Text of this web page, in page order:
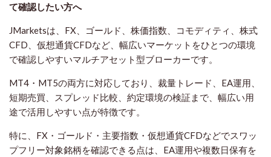
て確認したい方へ
JMarketsは、FX、ゴールド、株価指数、コモディティ、株式
CFD、仮想通貨CFDなど、幅広いマーケットをひとつの環境
で確認しやすいマルチアセット型ブローカーです。
MT4・MT5の両方に対応しており、裁量トレード、EA運用、
短期売買、スプレッド比較、約定環境の検証まで、幅広い用
途で活用しやすい点が特徴です。
特に、FX・ゴールド・主要指数・仮想通貨CFDなどでスワッ
プフリー対象銘柄を確認できる点は、EA運用や複数日保有を